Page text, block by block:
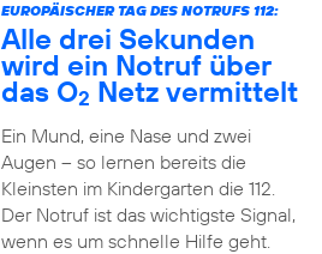
EUROPÄISCHER TAG DES NOTRUFS 112:
Alle drei Sekunden
wird ein Notruf über
das O2 Netz vermittelt
Ein Mund, eine Nase und zwei
Augen – so lernen bereits die
Kleinsten im Kindergarten die 112.
Der Notruf ist das wichtigste Signal,
wenn es um schnelle Hilfe geht.